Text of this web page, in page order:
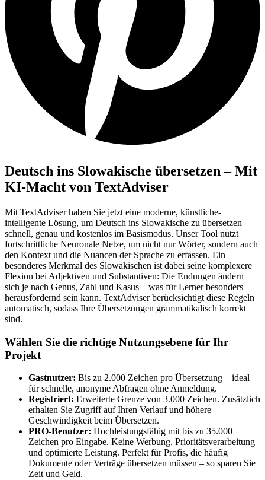
Deutsch ins Slowakische übersetzen – Mit
KI-Macht von TextAdviser
Mit TextAdviser haben Sie jetzt eine moderne, künstliche-
intelligente Lösung, um Deutsch ins Slowakische zu übersetzen –
schnell, genau und kostenlos im Basismodus. Unser Tool nutzt
fortschrittliche Neuronale Netze, um nicht nur Wörter, sondern auch
den Kontext und die Nuancen der Sprache zu erfassen. Ein
besonderes Merkmal des Slowakischen ist dabei seine komplexere
Flexion bei Adjektiven und Substantiven: Die Endungen ändern
sich je nach Genus, Zahl und Kasus – was für Lerner besonders
herausfordernd sein kann. TextAdviser berücksichtigt diese Regeln
automatisch, sodass Ihre Übersetzungen grammatikalisch korrekt
sind.
Wählen Sie die richtige Nutzungsebene für Ihr
Projekt
Gastnutzer: Bis zu 2.000 Zeichen pro Übersetzung – ideal
für schnelle, anonyme Abfragen ohne Anmeldung.
Registriert: Erweiterte Grenze von 3.000 Zeichen. Zusätzlich
erhalten Sie Zugriff auf Ihren Verlauf und höhere
Geschwindigkeit beim Übersetzen.
PRO-Benutzer: Hochleistungsfähig mit bis zu 35.000
Zeichen pro Eingabe. Keine Werbung, Prioritätsverarbeitung
und optimierte Leistung. Perfekt für Profis, die häufig
Dokumente oder Verträge übersetzen müssen – so sparen Sie
Zeit und Geld.